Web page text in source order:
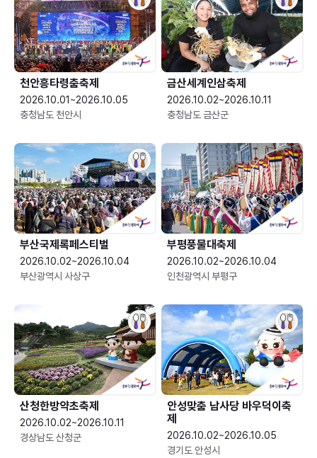
천안흥타령춤축제
2026.10.01~2026.10.05
충청남도 천안시
금산세계인삼축제
2026.10.02~2026.10.11
충청남도 금산군
부산국제록페스티벌
2026.10.02~2026.10.04
부산광역시 사상구
부평풍물대축제
2026.10.02~2026.10.04
인천광역시 부평구
산청한방약초축제
2026.10.02~2026.10.11
경상남도 산청군
안성맞춤 남사당 바우덕이축
제
2026.10.02~2026.10.05
경기도 안성시